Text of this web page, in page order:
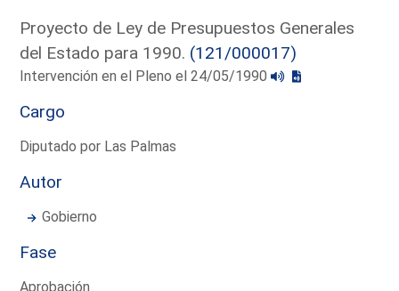
Proyecto de Ley de Presupuestos Generales
del Estado para 1990. (121/000017)
Intervención en el Pleno el 24/05/1990
Cargo
Diputado por Las Palmas
Autor
Gobierno
Fase
Aprobación